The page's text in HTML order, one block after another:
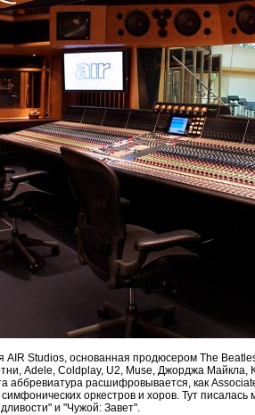
AIR Studios, основанная продюсером The
Adele, Coldplay, U2, Muse, Джорджа Майкла,
аббревиатура расшифровывается, как
оркестров и хоров. Тут
и "Чужой: Завет".